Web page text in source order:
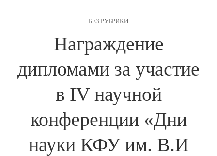
БЕЗ РУБРИКИ
Награждение
дипломами за участие
в IV научной
конференции «Дни
науки КФУ им. В.И